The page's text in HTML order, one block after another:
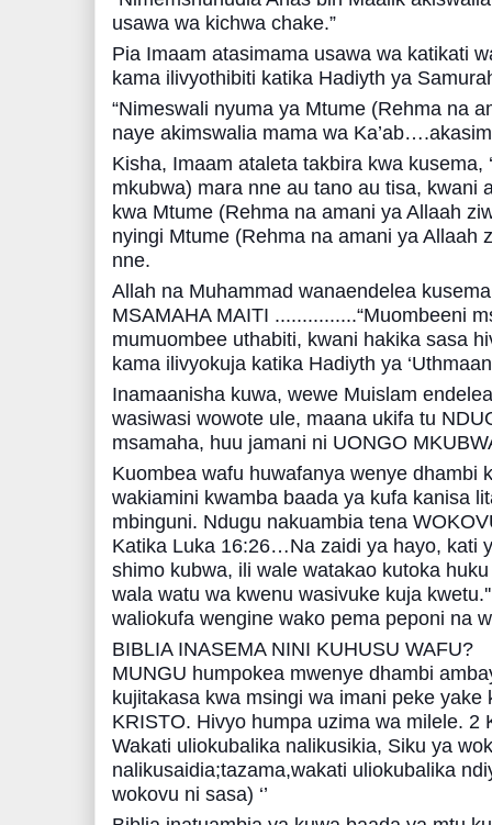
usawa wa kichwa chake.”
Pia Imaam atasimama usawa wa katikati
kama ilivyothibiti katika Hadiyth ya
“Nimeswali nyuma ya Mtume (Rehma na
naye akimswalia mama wa
Kisha, Imaam ataleta takbira kwa kusema,
mkubwa) mara nne au tano au tisa, kwani
kwa Mtume (Rehma na amani ya Allaah
nyingi Mtume (Rehma na amani ya Allaah
nne.
Allah na Muhammad wanaendelea
MSAMAHA MAITI ...............“Muombeeni
mumuombee uthabiti, kwani hakika sasa
kama ilivyokuja katika Hadiyth ya
Inamaanisha kuwa, wewe Muislam
wasiwasi wowote ule, maana ukifa tu
msamaha, huu jamani ni UONGO
Kuombea wafu huwafanya wenye dhambi
wakiamini kwamba baada ya kufa kanisa
mbinguni. Ndugu nakuambia tena
Katika Luka 16:26…Na zaidi ya hayo, kati
shimo kubwa, ili wale watakao kutoka
wala watu wa kwenu wasivuke kuja
waliokufa wengine wako pema peponi na
BIBLIA INASEMA NINI KUHUSU WAFU?
MUNGU humpokea mwenye dhambi
kujitakasa kwa msingi wa imani peke yake
KRISTO. Hivyo humpa uzima wa milele. 2
Wakati uliokubalika nalikusikia, Siku ya
nalikusaidia;tazama,wakati uliokubalika
wokovu ni sasa) ‘’